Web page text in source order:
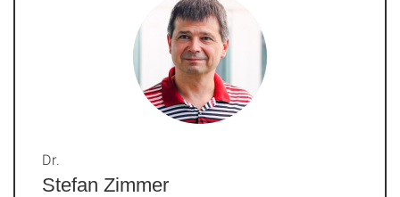
Stefan Zimmer
Dr.